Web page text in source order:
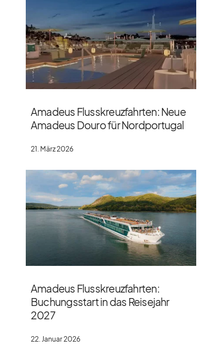
Amadeus Flusskreuzfahrten: Neue
Amadeus Douro für Nordportugal
21. März 2026
Amadeus Flusskreuzfahrten:
Buchungsstart in das Reisejahr
2027
22. Januar 2026